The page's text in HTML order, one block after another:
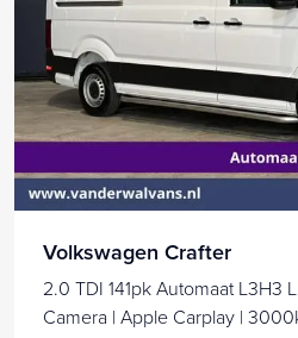
Volkswagen Crafter
2.0 TDI 141pk Automaat L3H3
Camera | Apple Carplay |